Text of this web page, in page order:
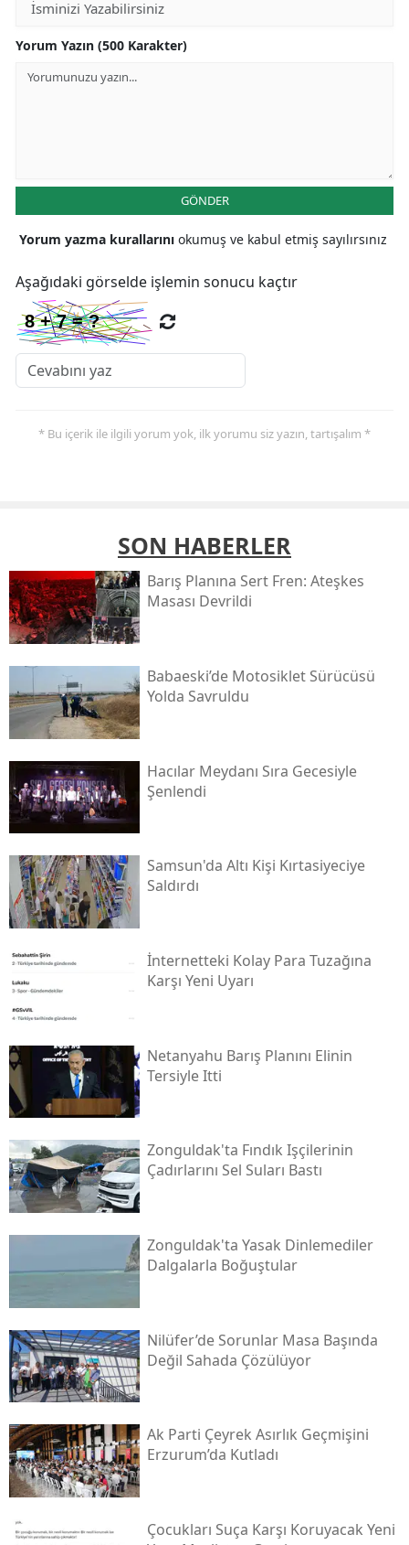
Yorum Yazın (500 Karakter)
GÖNDER
Yorum yazma kurallarını okumuş ve kabul etmiş sayılırsınız
Aşağıdaki görselde işlemin sonucu kaçtır
* Bu içerik ile ilgili yorum yok, ilk yorumu siz yazın, tartışalım *
SON HABERLER
Barış Planına Sert Fren: Ateşkes
Masası Devrildi
Babaeski’de Motosiklet Sürücüsü
Yolda Savruldu
Hacılar Meydanı Sıra Gecesiyle
Şenlendi
Samsun'da Altı Kişi Kırtasiyeciye
Saldırdı
İnternetteki Kolay Para Tuzağına
Karşı Yeni Uyarı
Netanyahu Barış Planını Elinin
Tersiyle Itti
Zonguldak'ta Fındık Işçilerinin
Çadırlarını Sel Suları Bastı
Zonguldak'ta Yasak Dinlemediler
Dalgalarla Boğuştular
Nilüfer’de Sorunlar Masa Başında
Değil Sahada Çözülüyor
Ak Parti Çeyrek Asırlık Geçmişini
Erzurum’da Kutladı
Çocukları Suça Karşı Koruyacak Yeni